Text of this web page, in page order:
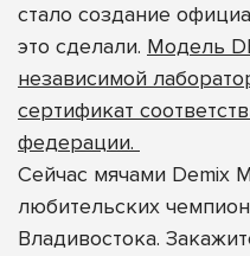
стало создание
это сделали. Модель
независимой
сертификат
федерации.
Сейчас мячами Demix
любительских
Владивостока.